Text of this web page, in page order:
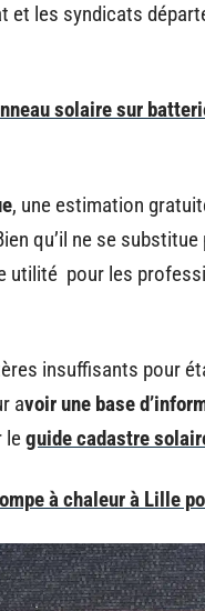
et les syndicats
solaire sur
, une estimation
qu’il ne se
utilité pour les
insuffisants pour
avoir une base
leguide cadastre
à chaleur à Lille